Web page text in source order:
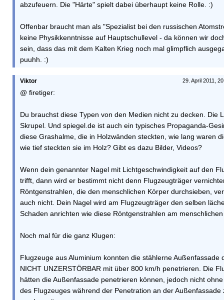
abzufeuern. Die "Härte" spielt dabei überhaupt keine Rolle. :)
Offenbar braucht man als "Spezialist bei den russischen
keine Physikkenntnisse auf Hauptschullevel - da können wir
sein, dass das mit dem Kalten Krieg noch mal glimpflich
puuhh. :)
29. April 2011,
Viktor
@ firetiger:
Du brauchst diese Typen von den Medien nicht zu decken. Die
Skrupel. Und spiegel.de ist auch ein typisches Propaganda-
diese Grashalme, die in Holzwänden steckten, wie lang waren
wie tief steckten sie im Holz? Gibt es dazu Bilder, Videos?
Wenn dein genannter Nagel mit Lichtgeschwindigkeit auf den
trifft, dann wird er bestimmt nicht denn Flugzeugträger
Röntgenstrahlen, die den menschlichen Körper durchsieben,
auch nicht. Dein Nagel wird am Flugzeugträger den selben
Schaden anrichten wie diese Röntgenstrahlen am
Noch mal für die ganz Klugen:
Flugzeuge aus Aluminium konnten die stählerne Außenfassade
NICHT UNZERSTÖRBAR mit über 800 km/h penetrieren. Die
hätten die Außenfassade penetrieren können, jedoch nicht
des Flugzeuges während der Penetration an der Außenfassade